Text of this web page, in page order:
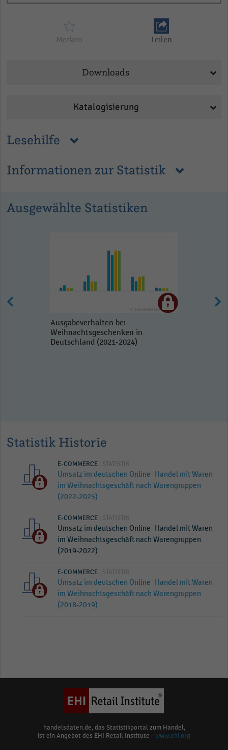
Lesehilfe
Informationen zur Statistik
Merken Teilen
Downloads
Katalogisierung
Ausgewählte Statistiken
Ausgabeverhalten bei
Weihnachtsgeschenken in
Deutschland (2021-2024)
Statistik Historie
E-COMMERCE | STATISTIK
Umsatz im deutschen Online- Handel mit Waren
im Weihnachtsgeschäft nach Warengruppen
(2022-2025)
E-COMMERCE | STATISTIK
Umsatz im deutschen Online- Handel mit Waren
im Weihnachtsgeschäft nach Warengruppen
(2019-2022)
E-COMMERCE | STATISTIK
Umsatz im deutschen Online- Handel mit Waren
im Weihnachtsgeschäft nach Warengruppen
(2018-2019)
handelsdaten.de, das Statistikportal zum Handel,
ist ein Angebot des EHI Retail Institute - www.ehi.org